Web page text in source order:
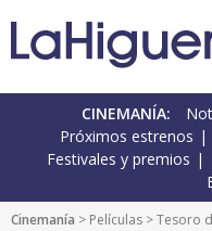
CINEMANÍA:
Próximos estrenos
Festivales y premios
Cinemanía > Películas > Tesoro